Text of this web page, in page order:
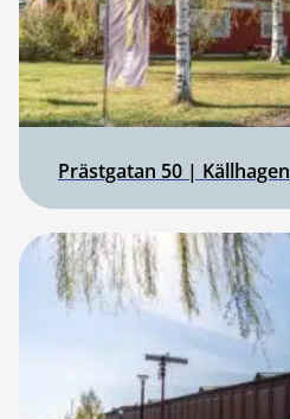
Prästgatan 50 | Källhagen